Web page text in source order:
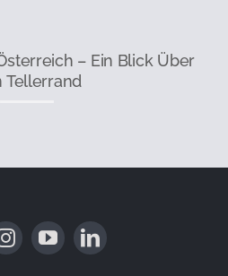
– Ein Blick Über
Tellerrand